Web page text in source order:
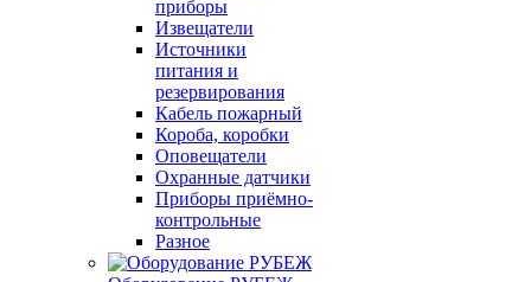
приборы
Извещатели
Источники
питания и
резервирования
Кабель пожарный
Короба, коробки
Оповещатели
Охранные датчики
Приборы приёмно-
контрольные
Разное